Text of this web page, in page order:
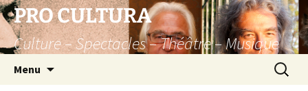
Aller
au
contenu
PRO CULTURA
Culture – Spectacles – Théâtre – Musique
Menu